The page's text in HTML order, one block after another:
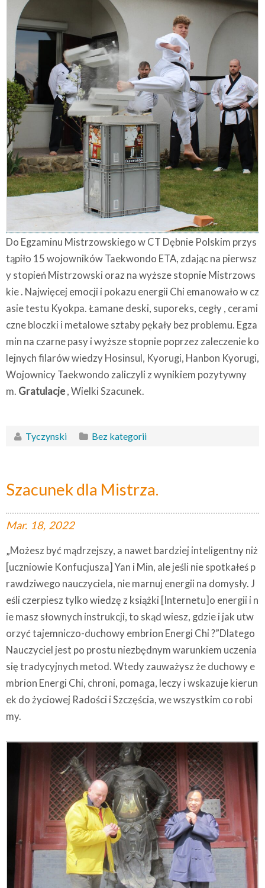
Do Egzaminu Mistrzowskiego w CT Dębnie Polskim przys
tąpiło 15 wojowników Taekwondo ETA, zdając na pierwsz
y stopień Mistrzowski oraz na wyższe stopnie Mistrzows
kie . Najwięcej emocji i pokazu energii Chi emanowało w cz
asie testu Kyokpa. Łamane deski, suporeks, cegły , cerami
czne bloczki i metalowe sztaby pękały bez problemu. Egza
min na czarne pasy i wyższe stopnie poprzez zaleczenie ko
lejnych filarów wiedzy Hosinsul, Kyorugi, Hanbon Kyorugi,
Wojownicy Taekwondo zaliczyli z wynikiem pozytywny
m. Gratulacje , Wielki Szacunek.
Tyczynski Bez kategorii
Szacunek dla Mistrza.
Mar. 18, 2022
„Możesz być mądrzejszy, a nawet bardziej inteligentny niż
[uczniowie Konfucjusza] Yan i Min, ale jeśli nie spotkałeś p
rawdziwego nauczyciela, nie marnuj energii na domysły. J
eśli czerpiesz tylko wiedzę z książki [Internetu]o energii i n
ie masz słownych instrukcji, to skąd wiesz, gdzie i jak utw
orzyć tajemniczo-duchowy embrion Energi Chi ?”Dlatego
Nauczyciel jest po prostu niezbędnym warunkiem uczenia
się tradycyjnych metod. Wtedy zauważysz że duchowy e
mbrion Energi Chi, chroni, pomaga, leczy i wskazuje kierun
ek do życiowej Radości i Szczęścia, we wszystkim co robi
my.